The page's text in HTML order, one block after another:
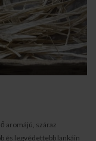
aromájú, száraz
és legvédettebb lankáin